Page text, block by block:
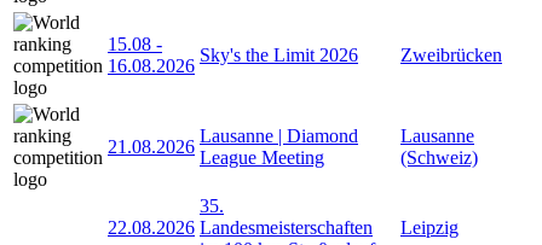
15.08 -
16.08.2026
Sky's the Limit 2026 Zweibrücken
21.08.2026
Lausanne | Diamond
League Meeting
Lausanne
(Schweiz)
22.08.2026
35.
Landesmeisterschaften
Leipzig